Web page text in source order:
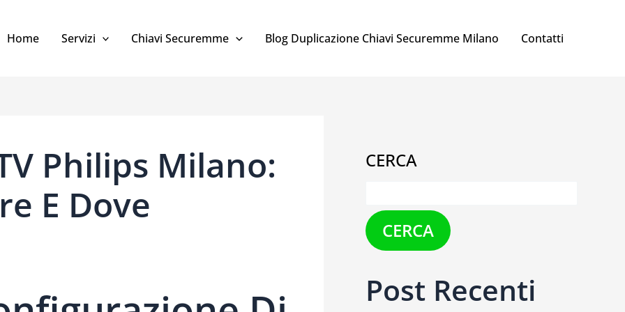
Home Servizi Chiavi Securemme Blog Duplicazione Chiavi Securemme Milano Contatti
Philips Milano:
E Dove
CERCA
CERCA
Post Recenti